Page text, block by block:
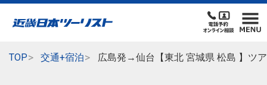
TOP 交通+宿泊 広島発→仙台【東北 宮城県 松島 】ツ